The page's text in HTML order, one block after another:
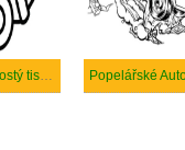
Popelářské Auto prostý tisknutelné